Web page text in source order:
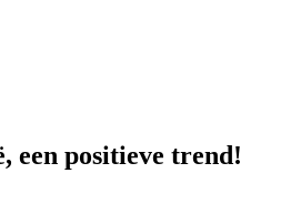
een positieve trend!